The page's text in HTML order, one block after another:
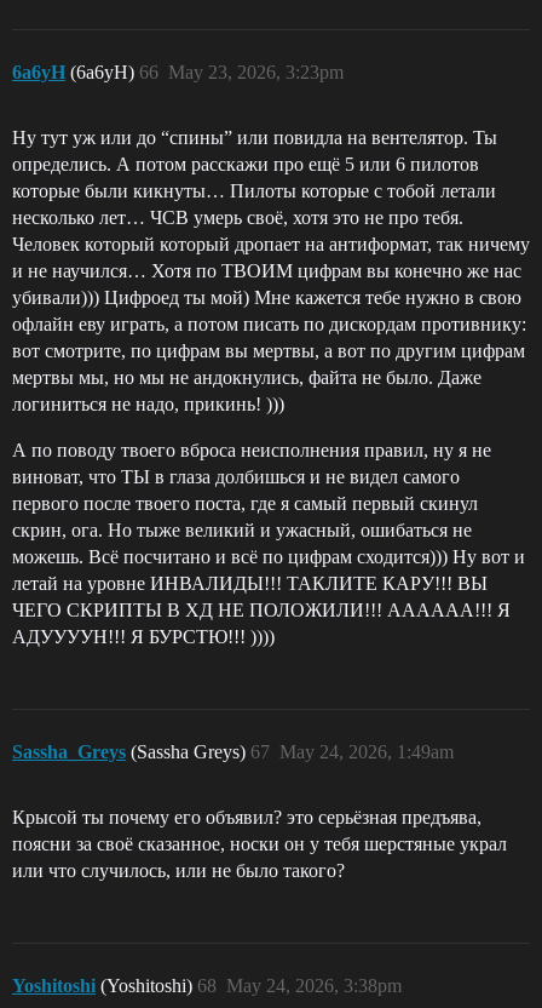
6a6yH (6a6yH) May 23, 2026, 3:23pm
66
Ну тут уж или до “спины” или повидла на вентелятор. Ты
определись. А потом расскажи про ещё 5 или 6 пилотов
которые были кикнуты… Пилоты которые с тобой летали
несколько лет… ЧСВ умерь своё, хотя это не про тебя.
Человек который который дропает на антиформат, так ничему
и не научился… Хотя по ТВОИМ цифрам вы конечно же нас
убивали))) Цифроед ты мой) Мне кажется тебе нужно в свою
офлайн еву играть, а потом писать по дискордам противнику:
вот смотрите, по цифрам вы мертвы, а вот по другим цифрам
мертвы мы, но мы не андокнулись, файта не было. Даже
логиниться не надо, прикинь! )))
А по поводу твоего вброса неисполнения правил, ну я не
виноват, что ТЫ в глаза долбишься и не видел самого
первого после твоего поста, где я самый первый скинул
скрин, ога. Но тыже великий и ужасный, ошибаться не
можешь. Всё посчитано и всё по цифрам сходится))) Ну вот и
летай на уровне ИНВАЛИДЫ!!! ТАКЛИТЕ КАРУ!!! ВЫ
ЧЕГО СКРИПТЫ В ХД НЕ ПОЛОЖИЛИ!!! АААААА!!! Я
АДУУУУН!!! Я БУРСТЮ!!! ))))
Sassha_Greys (Sassha Greys) May 24, 2026, 1:49am
67
Крысой ты почему его объявил? это серьёзная предъява,
поясни за своё сказанное, носки он у тебя шерстяные украл
или что случилось, или не было такого?
Yoshitoshi (Yoshitoshi) May 24, 2026, 3:38pm
68